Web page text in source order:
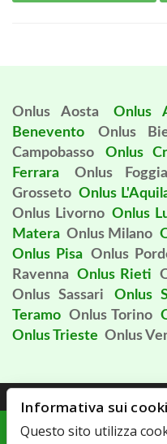
Onlus Aosta Onlus
Benevento
Onlus
Campobasso
Onlus
Ferrara
Onlus Foggia
Grosseto Onlus
Onlus Livorno Onlus
Matera Onlus Milano
Onlus Pisa Onlus
Ravenna
Onlus Rieti
Onlus Sassari
Onlus
Teramo Onlus Torino
Onlus Trieste Onlus
"5 X 1000
Informativa sui
Questo sito utilizza